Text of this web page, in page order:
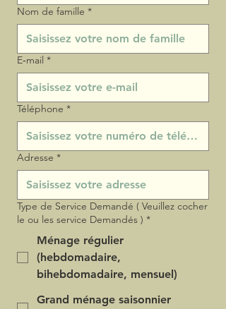
Nom de famille *
E‑mail *
Téléphone *
Adresse *
Type de Service Demandé ( Veuillez cocher
le ou les service Demandés ) *
Ménage régulier
(hebdomadaire,
bihebdomadaire, mensuel)
Grand ménage saisonnier